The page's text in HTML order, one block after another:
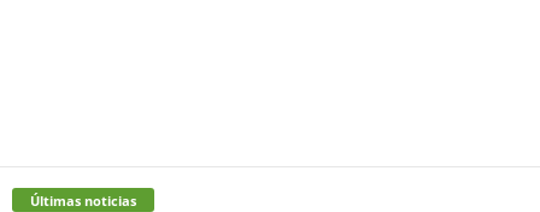
Últimas noticias